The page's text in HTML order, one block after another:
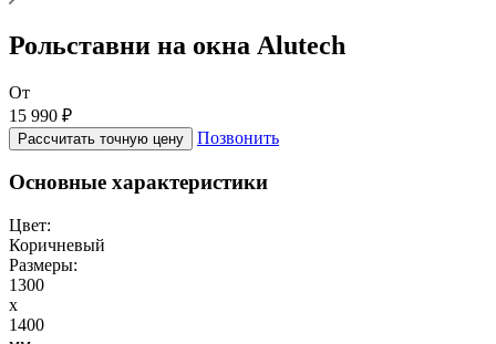
Рольставни на окна Alutech
От
15 990 ₽
Рассчитать точную цену Позвонить
Основные характеристики
Цвет:
Коричневый
Размеры:
1300
x
1400